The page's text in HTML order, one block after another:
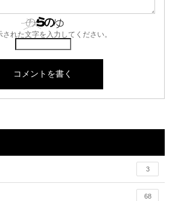
された文字を入力してください。
3
68